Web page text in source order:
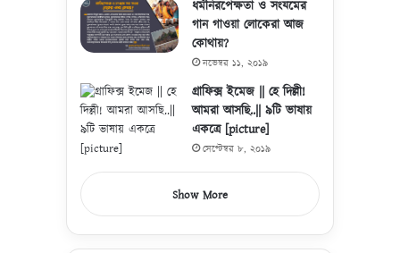
ধর্মনিরপেক্ষতা ও সংযমের
গান গাওয়া লোকেরা আজ
কোথায়?
নভেম্বর ১১, ২০১৯
গ্রাফিক্স ইমেজ || হে দিল্লী!
আমরা আসছি..|| ৯টি ভাষায়
একত্রে [picture]
সেপ্টেম্বর ৮, ২০১৯
Show More